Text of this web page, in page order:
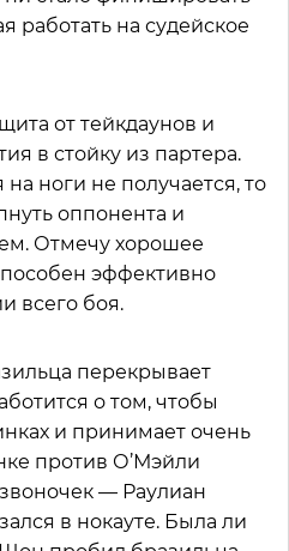
работать на судейское
от тейкдаунов и
в стойку из партера.
ноги не получается, то
оппонента и
Отмечу хорошее
эффективно
всего боя.
перекрывает
о том, чтобы
и принимает очень
против О’Мэйли
— Раулиан
в нокауте. Была ли